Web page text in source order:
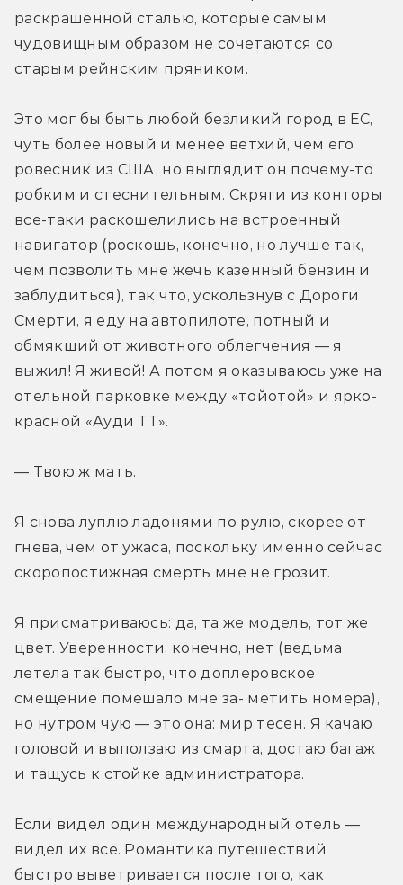
раскрашенной сталью, которые самым
чудовищным образом не сочетаются со
старым рейнским пряником.
Это мог бы быть любой безликий город в ЕС,
чуть более новый и менее ветхий, чем его
ровесник из США, но выглядит он почему-то
робким и стеснительным. Скряги из конторы
все-таки раскошелились на встроенный
навигатор (роскошь, конечно, но лучше так,
чем позволить мне жечь казенный бензин и
заблудиться), так что, ускользнув с Дороги
Смерти, я еду на автопилоте, потный и
обмякший от животного облегчения — я
выжил! Я живой! А потом я оказываюсь уже на
отельной парковке между «тойотой» и ярко-
красной «Ауди ТТ».
— Твою ж мать.
Я снова луплю ладонями по рулю, скорее от
гнева, чем от ужаса, поскольку именно сейчас
скоропостижная смерть мне не грозит.
Я присматриваюсь: да, та же модель, тот же
цвет. Уверенности, конечно, нет (ведьма
летела так быстро, что доплеровское
смещение помешало мне за- метить номера),
но нутром чую — это она: мир тесен. Я качаю
головой и выползаю из смарта, достаю багаж
и тащусь к стойке администратора.
Если видел один международный отель —
видел их все. Романтика путешествий
быстро выветривается после того, как